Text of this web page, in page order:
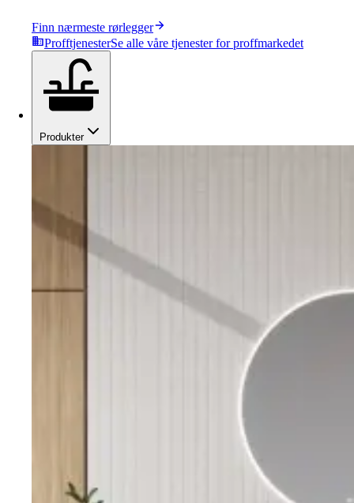
Finn nærmeste rørlegger
ProfftjenesterSe alle våre tjenester for proffmarkedet
Produkter